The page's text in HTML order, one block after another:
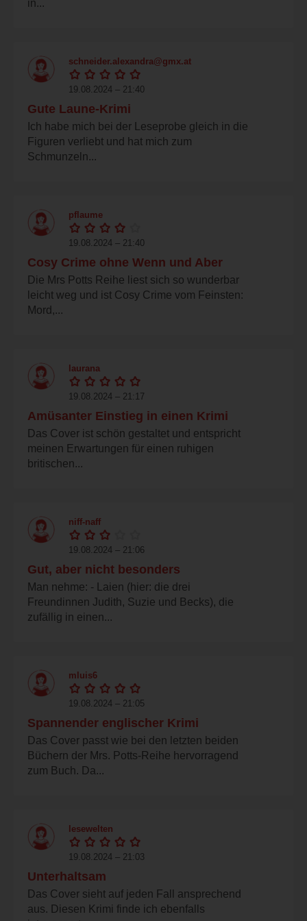
in...
schneider.alexandra@gmx.at
19.08.2024 – 21:40
Gute Laune-Krimi
Ich habe mich bei der Leseprobe gleich in die
Figuren verliebt und hat mich zum
Schmunzeln...
pflaume
19.08.2024 – 21:40
Cosy Crime ohne Wenn und Aber
Die Mrs Potts Reihe liest sich so wunderbar
leicht weg und ist Cosy Crime vom Feinsten:
Mord,...
laurana
19.08.2024 – 21:17
Amüsanter Einstieg in einen Krimi
Das Cover ist schön gestaltet und entspricht
meinen Erwartungen für einen ruhigen
britischen...
niff-naff
19.08.2024 – 21:06
Gut, aber nicht besonders
Man nehme: - Laien (hier: die drei
Freundinnen Judith, Suzie und Becks), die
zufällig in einen...
mluis6
19.08.2024 – 21:05
Spannender englischer Krimi
Das Cover passt wie bei den letzten beiden
Büchern der Mrs. Potts-Reihe hervorragend
zum Buch. Da...
lesewelten
19.08.2024 – 21:03
Unterhaltsam
Das Cover sieht auf jeden Fall ansprechend
aus. Diesen Krimi finde ich ebenfalls